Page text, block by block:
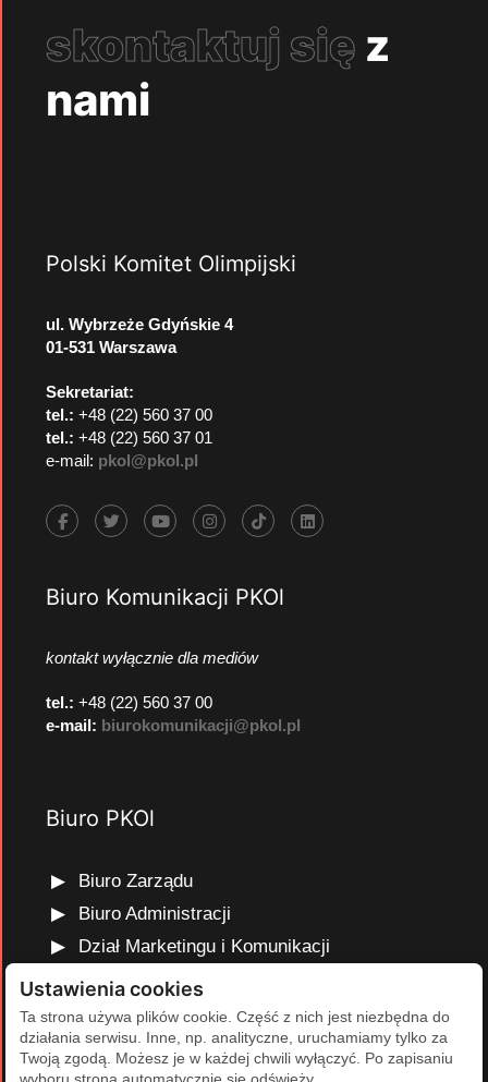
skontaktuj się z
nami
Polski Komitet Olimpijski
ul. Wybrzeże Gdyńskie 4
01-531 Warszawa
Sekretariat:
tel.: +48 (22) 560 37 00
tel.: +48 (22) 560 37 01
e-mail: pkol@pkol.pl
Biuro Komunikacji PKOl
kontakt wyłącznie dla mediów
tel.: +48 (22) 560 37 00
e-mail: biurokomunikacji@pkol.pl
Biuro PKOl
Biuro Zarządu
Biuro Administracji
Dział Marketingu i Komunikacji
Dział Edukacji Olimpijskiej
Dział Finansów i Kadr
Dział Projektów Olimpijskich
Dział Programów Rozwojowych
Ustawienia cookies
Ta strona używa plików cookie. Część z nich jest niezbędna do
działania serwisu. Inne, np. analityczne, uruchamiamy tylko za
Twoją zgodą. Możesz je w każdej chwili wyłączyć. Po zapisaniu